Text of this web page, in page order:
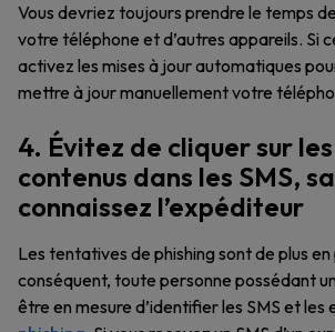
Vous devriez toujours prendre le temps
votre téléphone et d’autres appareils. Si
activez les mises à jour automatiques
mettre à jour manuellement votre
4. Évitez de cliquer sur
contenus dans les SMS,
connaissez l’expéditeur
Les tentatives de phishing sont de plus
conséquent, toute personne possédant
être en mesure d’identifier les SMS et les